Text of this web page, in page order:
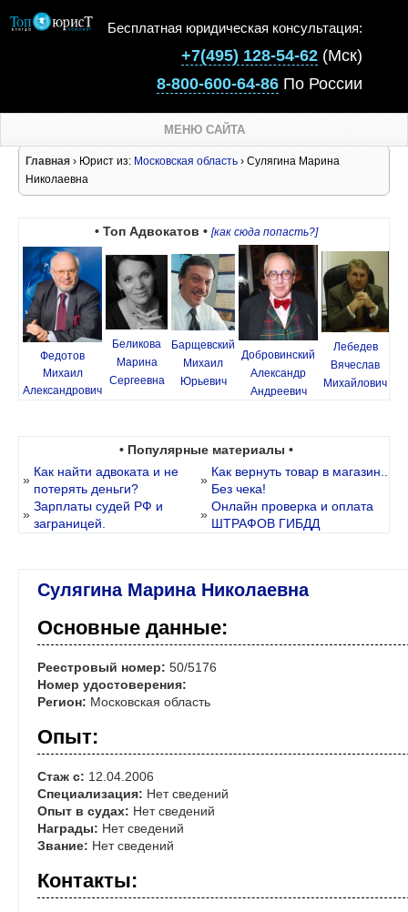
Бесплатная юридическая консультация:
+7(495) 128-54-62 (Мск)
8-800-600-64-86 По России
МЕНЮ САЙТА
Главная › Юрист из: Московская область › Сулягина Марина
Николаевна
• Топ Адвокатов • [как сюда попасть?]
Федотов
Михаил
Александрович
Беликова
Марина
Сергеевна
Барщевский
Михаил
Юрьевич
Добровинский
Александр
Андреевич
Лебедев
Вячеслав
Михайлович
• Популярные материалы •
»
Как найти адвоката и не
потерять деньги?
»
Как вернуть товар в магазин..
Без чека!
»
Зарплаты судей РФ и
заграницей.
»
Онлайн проверка и оплата
ШТРАФОВ ГИБДД
Сулягина Марина Николаевна
Основные данные:
Реестровый номер: 50/5176
Номер удостоверения:
Регион: Московская область
Опыт:
Стаж с: 12.04.2006
Специализация: Нет сведений
Опыт в судах: Нет сведений
Награды: Нет сведений
Звание: Нет сведений
Контакты: